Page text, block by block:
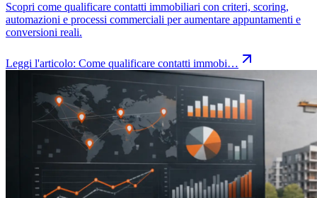
Scopri come qualificare contatti immobiliari con criteri, scoring,
automazioni e processi commerciali per aumentare appuntamenti e
conversioni reali.
Leggi l'articolo: Come qualificare contatti immobi…